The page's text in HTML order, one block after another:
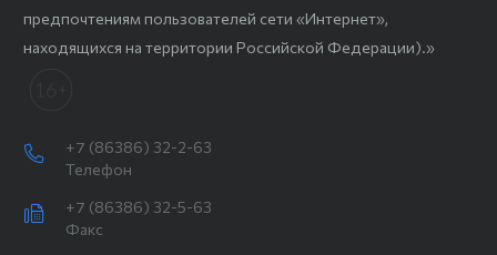
предпочтениям пользователей сети «Интернет»,
находящихся на территории Российской Федерации).»
+7 (86386) 32-2-63
Телефон
+7 (86386) 32-5-63
Факс